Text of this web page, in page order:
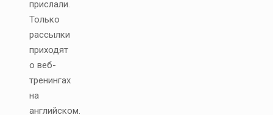
прислали.
Только
рассылки
приходят
о веб-
тренингах
на
английском.